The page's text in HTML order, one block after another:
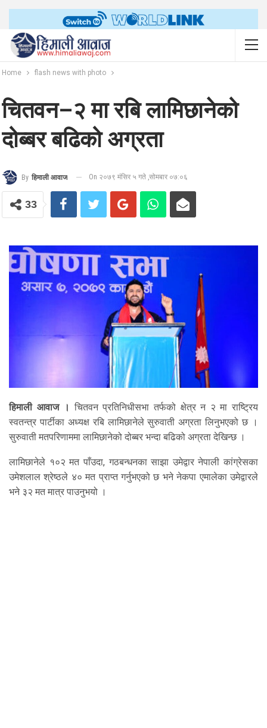
Home flash news with photo
चितवन–२ मा रबि लामिछानेको
दोब्बर बढिको अग्रता
By हिमाली आवाज On २०७९ मंसिर ५ गते ,सोमबार ०७:०६
33
हिमाली आवाज । चितवन प्रतिनिधीसभा तर्फको क्षेत्र न २ मा राष्ट्रिय
स्वतन्त्र पार्टीका अध्यक्ष रबि लामिछानेले सुरुवाती अग्रता लिनुभएको छ ।
सुरुवाती मतपरिणाममा लामिछानेको दोब्बर भन्दा बढिको अग्रता देखिन्छ ।
लामिछानेले १०२ मत पाँउदा, गठबन्धनका साझा उमेद्वार नेपाली कांग्रेसका
उमेशलाल श्रेष्ठले ४० मत प्राप्त गर्नुभएको छ भने नेकपा एमालेका उमेद्वारले
भने ३२ मत मात्र पाउनुभयो ।